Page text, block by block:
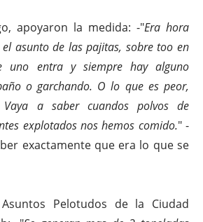
apoyaron la medida: -"Era hora
asunto de las pajitas, sobre too en
uno entra y siempre hay alguno
o garchando. O lo que es peor,
a saber cuandos polvos de
explotados nos hemos comido." -
exactamente que era lo que se
Pelotudos de la Ciudad